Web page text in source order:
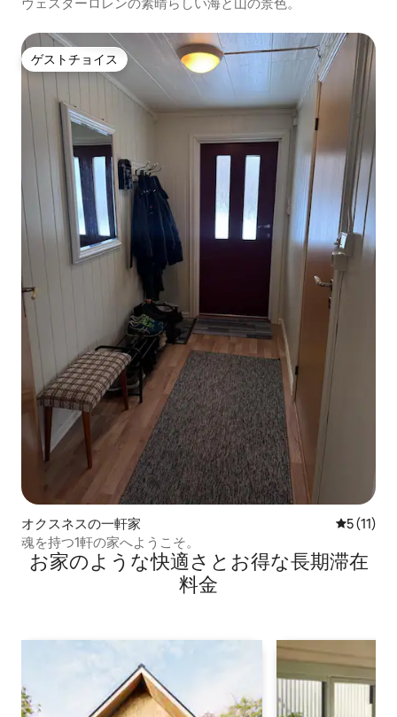
ゲストチョイス
ゲストチョイス
オクスネスの一軒家 レビュー
5 (11)
魂を持つ1軒の家へようこそ。
お家のような快⁠適⁠さ⁠とお⁠得⁠な長⁠期⁠滞⁠在
料⁠金